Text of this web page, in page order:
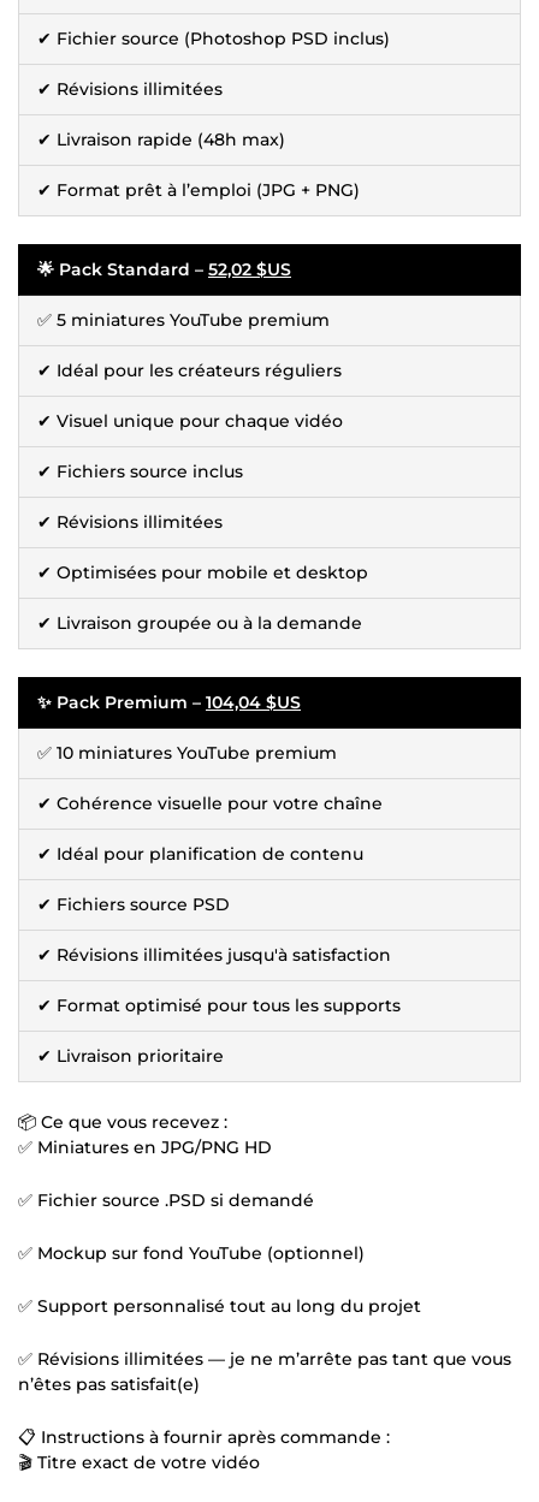
✔ Fichier source (Photoshop PSD inclus)
✔ Révisions illimitées
✔ Livraison rapide (48h max)
✔ Format prêt à l’emploi (JPG + PNG)
🌟 Pack Standard – 52,02 $US
✅ 5 miniatures YouTube premium
✔ Idéal pour les créateurs réguliers
✔ Visuel unique pour chaque vidéo
✔ Fichiers source inclus
✔ Révisions illimitées
✔ Optimisées pour mobile et desktop
✔ Livraison groupée ou à la demande
✨ Pack Premium – 104,04 $US
✅ 10 miniatures YouTube premium
✔ Cohérence visuelle pour votre chaîne
✔ Idéal pour planification de contenu
✔ Fichiers source PSD
✔ Révisions illimitées jusqu'à satisfaction
✔ Format optimisé pour tous les supports
✔ Livraison prioritaire
📦 Ce que vous recevez :
✅ Miniatures en JPG/PNG HD
✅ Fichier source .PSD si demandé
✅ Mockup sur fond YouTube (optionnel)
✅ Support personnalisé tout au long du projet
✅ Révisions illimitées — je ne m’arrête pas tant que vous
n’êtes pas satisfait(e)
📋 Instructions à fournir après commande :
🎬 Titre exact de votre vidéo